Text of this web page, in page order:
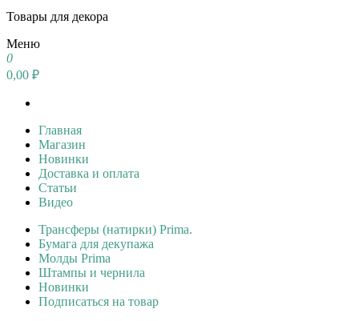
Товары для декора
Меню
0
0,00 ₽
Главная
Магазин
Новинки
Доставка и оплата
Статьи
Видео
Трансферы (натирки) Prima.
Бумага для декупажа
Молды Prima
Штампы и чернила
Новинки
Подписаться на товар